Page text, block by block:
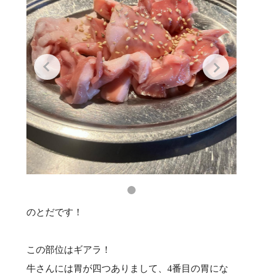
のとだです！
この部位はギアラ！
牛さんには胃が四つありまして、4番目の胃にな